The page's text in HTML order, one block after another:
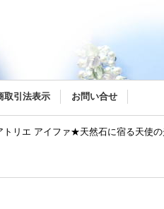
リー
取引法表示 お問い合せ
リエ アイファ★天然石に宿る天使